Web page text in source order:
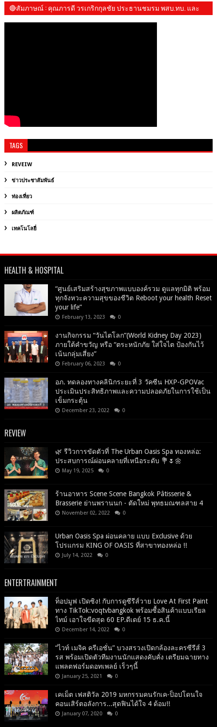
🔴สัมภาษณ์​ : คุณภารดี วรเกริกกุลชัย ประธานชมรม พสบ.ทบ. และ​
น้องปันปัน
TAGS
REVEIW
ข่าวประชาสัมพันธ์
ท่องเที่ยว
ผลิตภัณฑ์
เทคโนโลยี่
HEALTH & HOSPITAL
“ศูนย์เสริมสร้างสุขภาพแบบองค์รวม ดูแลทุกมิติ พร้อม
ทุกจังหวะความสุขของชีวิต Reboot your health Reset
your life”
February 13, 2023 0
งานกิจกรรม “วันไตโลก”(World Kidney Day 2023)
ภายใต้คำขวัญ หรือ “ตระหนักภัย ใส่ใจไต ป้องกันไว้
เน้นกลุ่มเสี่ยง”
February 06, 2023 0
อภ. ทดลองทางคลินิกระยะที่ 3 วัคซีน HXP-GPOVac
ประเมินประสิทธิภาพและความปลอดภัยในการใช้เป็น
เข็มกระตุ้น
December 23, 2022 0
REVIEW
🌿 รีวิวการขัดตัวที่ The Urban Oasis Spa ทองหล่อ:
ประสบการณ์ผ่อนคลายที่เหนือระดับ 💐🌷🌼
May 19, 2025 0
ร้านอาหาร Scene Scene Bangkok Pâtisserie &
Brasserie ย่านพรานนก - ตัดใหม่ พุทธมณฑลสาย 4
November 02, 2022 0
Urban Oasis Spa ผ่อนคลาย แบบ Exclusive ด้วย
โปรแกรม KING OF OASIS ที่สาขาทองหล่อ !!
July 14, 2022 0
ENTERTRAINMENT
ท็อปมูฟ เปิดซิง! กับการดูซีรีส์วาย Love At First Paint
ทาง TikTok:voqtvbangkok พร้อมซื้อสินค้าแบบเรียล
ไทม์ เอาใจขีดสุด 60 EP.ดีเดย์ 15 ธ.ค.นี้
December 14, 2022 0
“ไวท์ เมจิค ครีเอชั่น” บวงสรวงเปิดกล้องละครซีรีส์ 3
รส พร้อมเปิดตัวทีมงานนักแสดงคับคั่ง เตรียมฉายทาง
แพลตฟอร์มดอทเพลย์ เร็วๆนี้
January 25, 2021 0
เคเม็ต เฟสติวัล 2019 มหกรรมคนรักเค-ป็อปโดนใจ
คอนเสิร์ตอลังการ...สุดฟินได้ใจ 4 ด้อม!!
January 07, 2020 0